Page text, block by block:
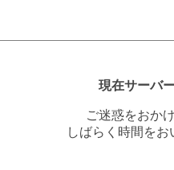
現在サーバ
ご迷惑をおか
しばらく時間を